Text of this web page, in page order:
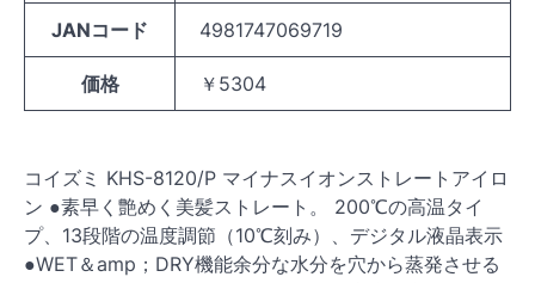
JANコード 4981747069719
価格 ￥5304
コイズミ KHS-8120/P マイナスイオンストレートアイロ
ン ●素早く艶めく美髪ストレート。 200℃の高温タイ
プ、13段階の温度調節（10℃刻み）、デジタル液晶表示
●WET＆amp；DRY機能余分な水分を穴から蒸発させる